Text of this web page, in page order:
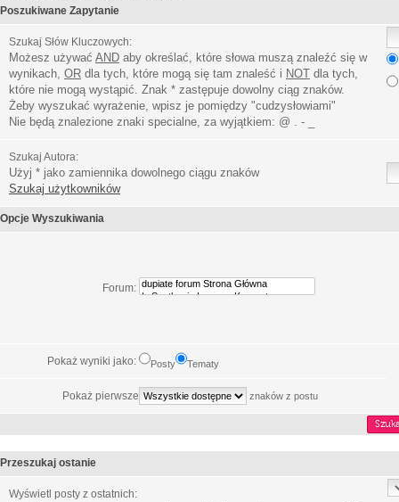
Poszukiwane Zapytanie
Szukaj Słów Kluczowych:
Możesz używać AND aby określać, które słowa muszą znaleźć się w
wynikach, OR dla tych, które mogą się tam znaleść i NOT dla tych,
które nie mogą wystąpić. Znak * zastępuje dowolny ciąg znaków.
Żeby wyszukać wyrażenie, wpisz je pomiędzy "cudzysłowiami"
Nie będą znalezione znaki specialne, za wyjątkiem: @ . - _
Szukaj Autora:
Użyj * jako zamiennika dowolnego ciągu znaków
Szukaj użytkowników
Opcje Wyszukiwania
Forum:
Pokaż wyniki jako: Posty Tematy
Pokaż pierwsze znaków z postu
Przeszukaj ostanie
Wyświetl posty z ostatnich: